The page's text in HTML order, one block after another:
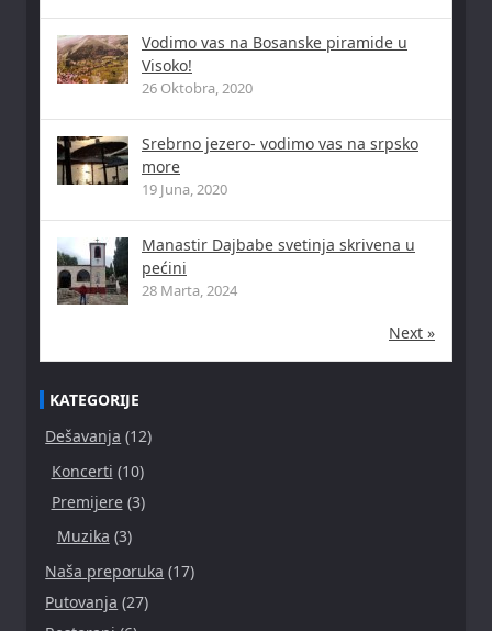
Vodimo vas na Bosanske piramide u
Visoko!
26 Oktobra, 2020
Srebrno jezero- vodimo vas na srpsko
more
19 Juna, 2020
Manastir Dajbabe svetinja skrivena u
pećini
28 Marta, 2024
Next »
KATEGORIJE
Dešavanja (12)
Koncerti (10)
Premijere(3)
Muzika (3)
Naša preporuka (17)
Putovanja (27)